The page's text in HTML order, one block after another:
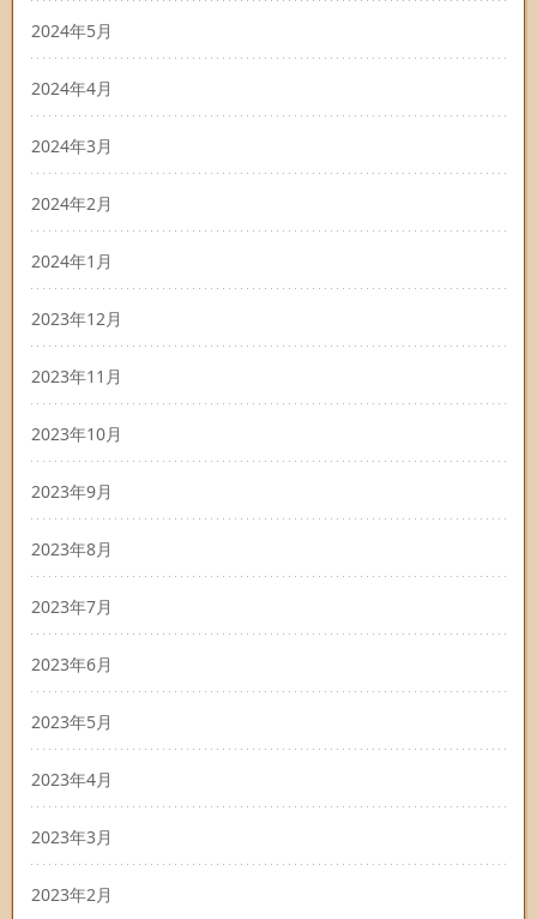
2024年5月
2024年4月
2024年3月
2024年2月
2024年1月
2023年12月
2023年11月
2023年10月
2023年9月
2023年8月
2023年7月
2023年6月
2023年5月
2023年4月
2023年3月
2023年2月